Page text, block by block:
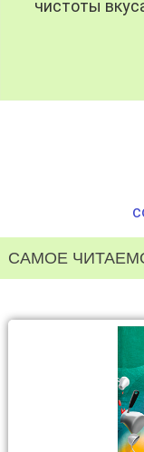
чистоты
САМОЕ